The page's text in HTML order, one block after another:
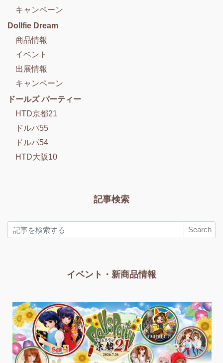
キャンペーン
Dollfie Dream
商品情報
イベント
出展情報
キャンペーン
ドールズ パーティー
HTD京都21
ドルパ55
ドルパ54
HTD大阪10
記事検索
Search
イベント・新商品情報